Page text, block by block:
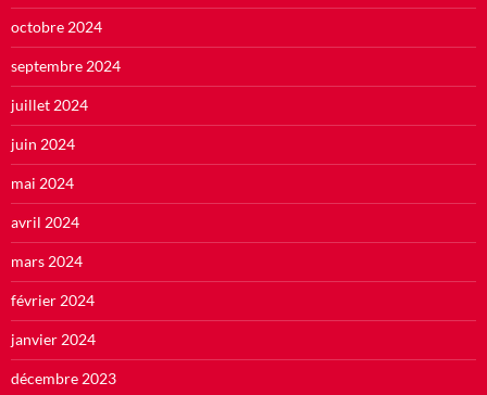
octobre 2024
septembre 2024
juillet 2024
juin 2024
mai 2024
avril 2024
mars 2024
février 2024
janvier 2024
décembre 2023